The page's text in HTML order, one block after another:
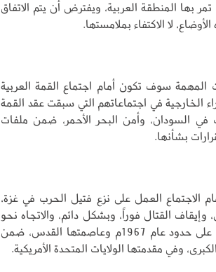
تمر بها المنطقة العربية، ويفترض أن يتم الاتفاق
لا الاكتفاء بملامستها.
سوف تكون أمام اجتماع القمة العربية
الخارجية في اجتماعاتهم التي سبقت عقد القمة
في السودان، وأمن البحر الأحمر، ضمن ملفات
بشأنها.
الاجتماع العمل على نزع فتيل الحرب في غزة،
القتال فوراً، وبشكل دائم، والاتجاه نحو
العمل على إقامة دولة فلسطينية على حدود عام 1967م وعاصمتها القدس، ضمن
وفي مقدمتها الولايات المتحدة الأمريكية.